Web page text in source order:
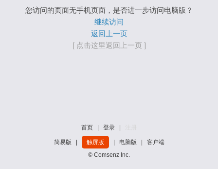
您访问的页面无手机页面，是否进一步访问电脑版？
继续访问
返回上一页
[ 点击这里返回上一页 ]
首页 登录
简易版 触屏版 电脑版
客户端
© Comsenz Inc.